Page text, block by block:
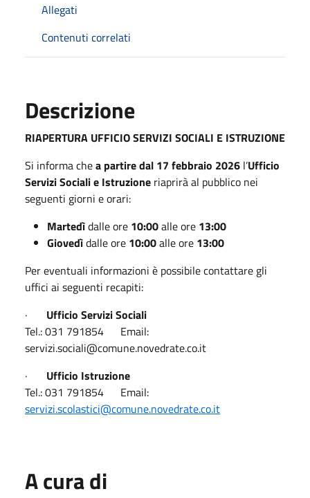
Allegati
Contenuti correlati
Descrizione
RIAPERTURA UFFICIO SERVIZI SOCIALI E ISTRUZIONE
Si informa chea partire dal 17 febbraio 2026 l’Ufficio
Servizi Sociali e Istruzione riaprirà al pubblico nei
seguenti giorni e orari:
Martedìdalle ore 10:00alle ore 13:00
Giovedìdalle ore 10:00alle ore 13:00
Per eventuali informazioni è possibile contattare gli
uffici ai seguenti recapiti:
· Ufficio Servizi Sociali
Tel.: 031 791854 Email:
servizi.sociali@comune.novedrate.co.it
· Ufficio Istruzione
Tel.: 031 791854 Email:
servizi.scolastici@comune.novedrate.co.it
A cura di